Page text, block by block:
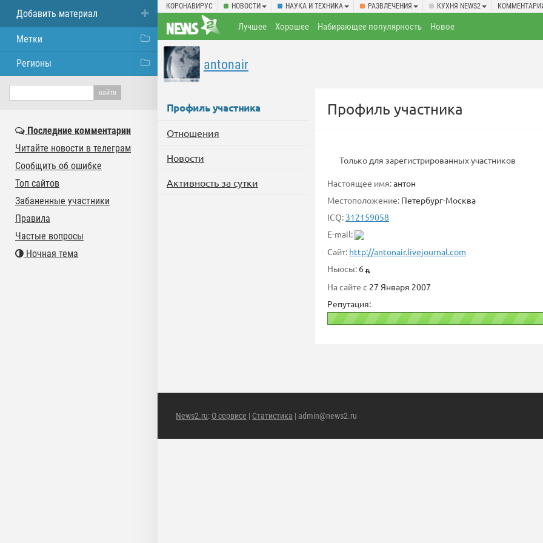
КОРОНАВИРУС НОВОСТИ НАУКА И ТЕХНИКА РАЗВЛЕЧЕНИЯ КУХНЯ NEWS2
Лучшее Хорошее Набирающее популярность Новое
antonair
Профиль участника
Отношения
Новости
Активность за сутки
Профиль участника
Только для зарегистрированных участников
Настоящее имя:антон
Местоположение: Петербург-Москва
ICQ: 312159058
E-mail:
Сайт: http://antonair.livejournal.com
Ньюсы: 6
На сайте с 27 Января 2007
Репутация:
News2.ru: О сервисе | Статистика | admin@news2.ru
Добавить материал
Метки
Регионы
Последние комментарии
Читайте новости в телеграм
Сообщить об ошибке
Топ сайтов
Забаненные участники
Правила
Частые вопросы
Ночная тема